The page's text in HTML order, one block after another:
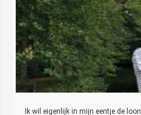
Ik wil eigenlijk in mijn eentje de